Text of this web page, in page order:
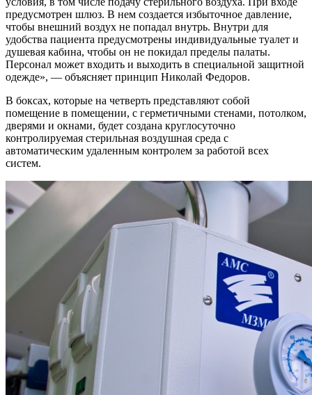
предусмотрен шлюз. В нем создается избыточное давление,
чтобы внешний воздух не попадал внутрь. Внутри для
удобства пациента предусмотрены индивидуальные туалет и
душевая кабина, чтобы он не покидал пределы палаты.
Персонал может входить и выходить в специальной защитной
одежде», — объясняет принцип Николай Федоров.
В боксах, которые на четверть представляют собой
помещение в помещении, с герметичными стенами, потолком,
дверями и окнами, будет создана круглосуточно
контролируемая стерильная воздушная среда с
автоматическим удаленным контролем за работой всех
систем.